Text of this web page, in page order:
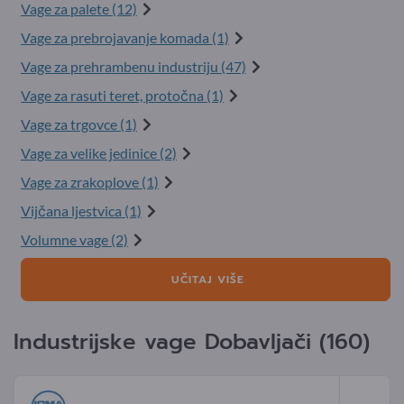
Vage za palete (12)
Vage za prebrojavanje komada (1)
Vage za prehrambenu industriju (47)
Vage za rasuti teret, protočna (1)
Vage za trgovce (1)
Vage za velike jedinice (2)
Vage za zrakoplove (1)
Vijčana ljestvica (1)
Volumne vage (2)
UČITAJ VIŠE
Industrijske vage Dobavljači (160)